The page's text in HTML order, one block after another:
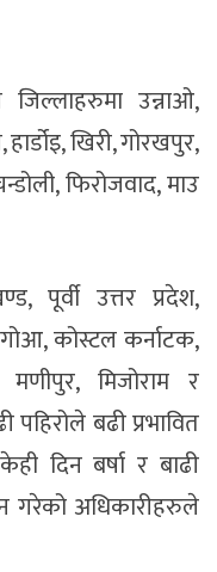
जिल्लाहरुमा उन्नाओ,
खिरी, गोरखपुर,
फिरोजवाद, माउ
पूर्वी उत्तर प्रदेश,
गोआ, कोस्टल कर्नाटक,
मिजोराम र
पहिरोले बढी प्रभावित
दिन बर्षा र बाढी
गरेको अधिकारीहरुले